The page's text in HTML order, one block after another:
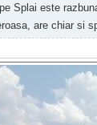
Splai este
are chiar si